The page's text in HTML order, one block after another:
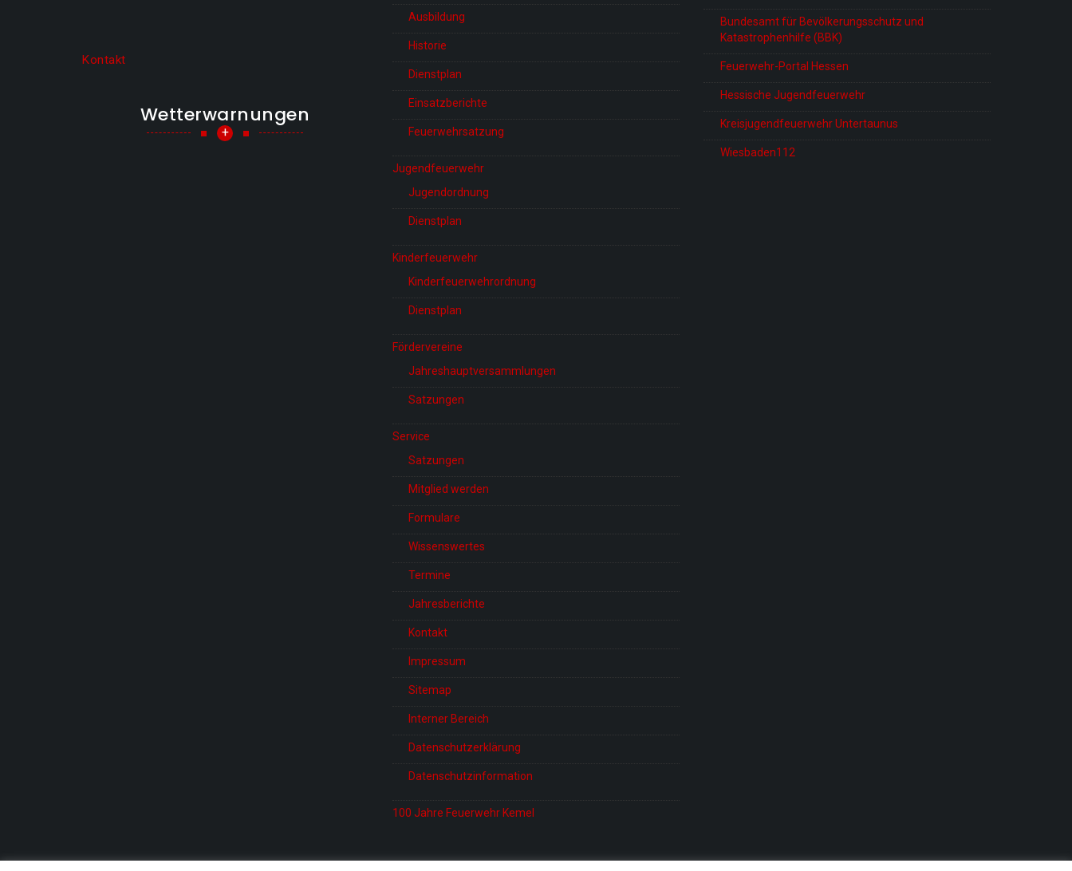
Kontakt
Wetterwarnungen
+
Ausbildung
Historie
Dienstplan
Einsatzberichte
Feuerwehrsatzung
Jugendfeuerwehr
Jugendordnung
Dienstplan
Kinderfeuerwehr
Kinderfeuerwehrordnung
Dienstplan
Fördervereine
Jahreshauptversammlungen
Satzungen
Service
Satzungen
Mitglied werden
Formulare
Wissenswertes
Termine
Jahresberichte
Kontakt
Impressum
Sitemap
Interner Bereich
Datenschutzerklärung
Datenschutzinformation
100 Jahre Feuerwehr Kemel
Bundesamt für Bevölkerungsschutz und
Katastrophenhilfe (BBK)
Feuerwehr-Portal Hessen
Hessische Jugendfeuerwehr
Kreisjugendfeuerwehr Untertaunus
Wiesbaden112